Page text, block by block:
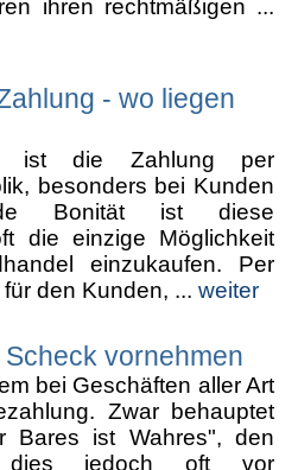
ihren rechtmäßigen ...
- wo liegen
ist die Zahlung per
besonders bei Kunden
Bonität ist diese
die einzige Möglichkeit
einzukaufen. Per
den Kunden, ... weiter
vornehmen
bei Geschäften aller Art
Zwar behauptet
Bares ist Wahres", den
dies jedoch oft vor